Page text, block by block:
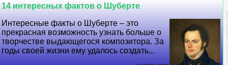
14 интересных фактов о Шуберте
Интересные факты о Шуберте – это
прекрасная возможность узнать больше о
творчестве выдающегося композитора. За
годы своей жизни ему удалось создать...